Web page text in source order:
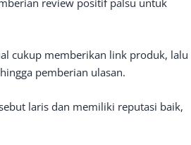
review positif palsu untuk
cukup memberikan link produk, lalu
pemberian ulasan.
laris dan memiliki reputasi baik,